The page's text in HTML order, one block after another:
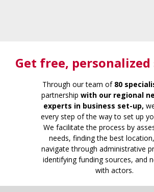
Get free,
Through our team of 80
partnership with our regional
experts in business set-up,
every step of the way to set up
We facilitate the process by
needs, finding the best
navigate through administrative
identifying funding sources, and
with actors.